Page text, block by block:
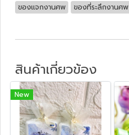
ของแจกงานศพ
ของที่ระลึกงานศพ
สินค้าเกี่ยวข้อง
New